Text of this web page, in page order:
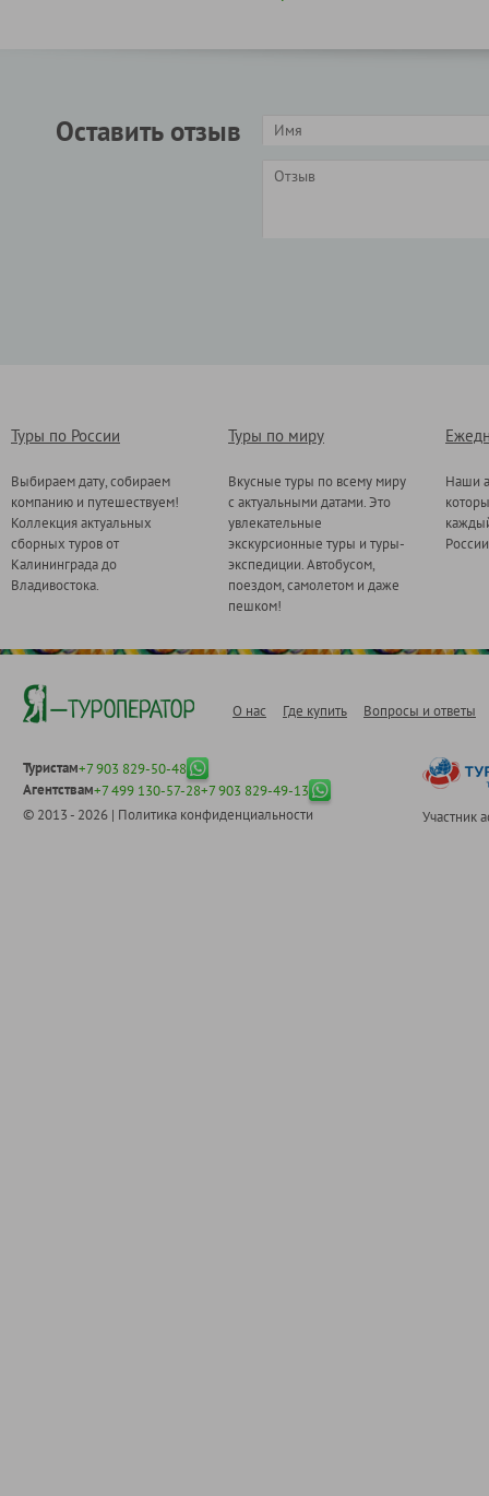
Оставить отзыв
Туры по России
Выбираем дату, собираем
компанию и путешествуем!
Коллекция актуальных
сборных туров от
Калининграда до
Владивостока.
Туры по миру
Вкусные туры по всему миру
с актуальными датами. Это
увлекательные
экскурсионные туры и туры-
экспедиции. Автобусом,
поездом, самолетом и даже
пешком!
Наши
О нас Где купить Вопросы и ответы
Туристам+7 903 829-50-48
Агентствам+7 499 130-57-28+7 903 829-49-13
© 2013 - 2026 | Политика конфиденциальности Участник